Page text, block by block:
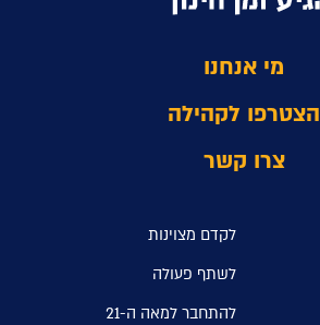
מי אנחנו
הצטרפו לקהילה
צרו קשר
לקדם מצוינות
לשתף פעולה
להתחבר למאה ה-21